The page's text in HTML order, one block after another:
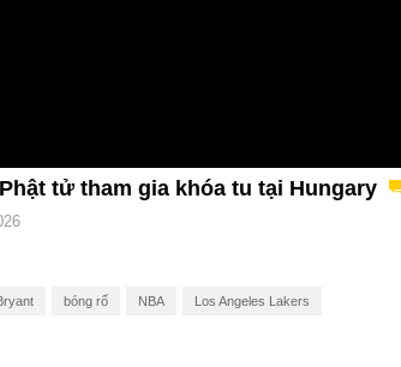
tử tham gia khóa tu tại Hungary
bóng rổ NBA Los Angeles Lakers